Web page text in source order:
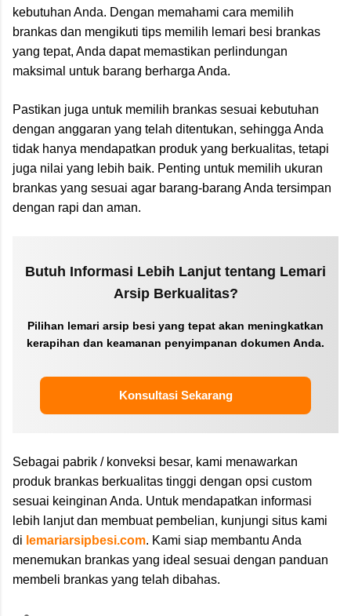
kebutuhan Anda. Dengan memahami cara memilih
brankas dan mengikuti tips memilih lemari besi brankas
yang tepat, Anda dapat memastikan perlindungan
maksimal untuk barang berharga Anda.
Pastikan juga untuk memilih brankas sesuai kebutuhan
dengan anggaran yang telah ditentukan, sehingga Anda
tidak hanya mendapatkan produk yang berkualitas, tetapi
juga nilai yang lebih baik. Penting untuk memilih ukuran
brankas yang sesuai agar barang-barang Anda tersimpan
dengan rapi dan aman.
Butuh Informasi Lebih Lanjut tentang Lemari
Arsip Berkualitas?
Pilihan lemari arsip besi yang tepat akan meningkatkan
kerapihan dan keamanan penyimpanan dokumen Anda.
Konsultasi Sekarang
Sebagai pabrik / konveksi besar, kami menawarkan
produk brankas berkualitas tinggi dengan opsi custom
sesuai keinginan Anda. Untuk mendapatkan informasi
lebih lanjut dan membuat pembelian, kunjungi situs kami
di lemariarsipbesi.com. Kami siap membantu Anda
menemukan brankas yang ideal sesuai dengan panduan
membeli brankas yang telah dibahas.